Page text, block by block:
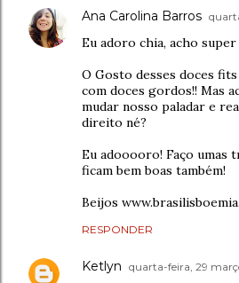
Ana Carolina Barros
Eu adoro chia, acho
O Gosto desses doces
com doces gordos!! Mas
mudar nosso paladar e
direito né?
Eu adooooro! Faço umas
ficam bem boas também!
Beijos
RESPONDER
Ketlyn quarta-feira, 29